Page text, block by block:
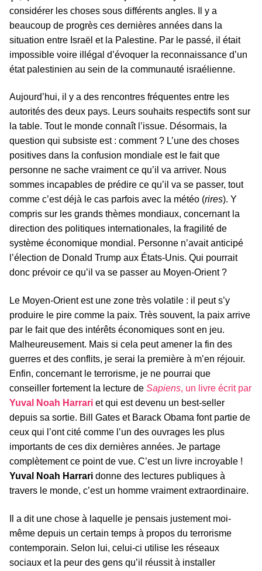
considérer les choses sous différents angles. Il y a
beaucoup de progrès ces dernières années dans la
situation entre Israël et la Palestine. Par le passé, il était
impossible voire illégal d’évoquer la reconnaissance d’un
état palestinien au sein de la communauté israélienne.
Aujourd’hui, il y a des rencontres fréquentes entre les
autorités des deux pays. Leurs souhaits respectifs sont sur
la table. Tout le monde connaît l’issue. Désormais, la
question qui subsiste est : comment ? L’une des choses
positives dans la confusion mondiale est le fait que
personne ne sache vraiment ce qu’il va arriver. Nous
sommes incapables de prédire ce qu’il va se passer, tout
comme c’est déjà le cas parfois avec la météo (rires). Y
compris sur les grands thèmes mondiaux, concernant la
direction des politiques internationales, la fragilité de
système économique mondial. Personne n’avait anticipé
l’élection de Donald Trump aux États-Unis. Qui pourrait
donc prévoir ce qu’il va se passer au Moyen-Orient ?
Le Moyen-Orient est une zone très volatile : il peut s’y
produire le pire comme la paix. Très souvent, la paix arrive
par le fait que des intérêts économiques sont en jeu.
Malheureusement. Mais si cela peut amener la fin des
guerres et des conflits, je serai la première à m’en réjouir.
Enfin, concernant le terrorisme, je ne pourrai que
conseiller fortement la lecture de Sapiens, un livre écrit par
Yuval Noah Harrari et qui est devenu un best-seller
depuis sa sortie. Bill Gates et Barack Obama font partie de
ceux qui l’ont cité comme l’un des ouvrages les plus
importants de ces dix dernières années. Je partage
complètement ce point de vue. C’est un livre incroyable !
Yuval Noah Harrari donne des lectures publiques à
travers le monde, c’est un homme vraiment extraordinaire.
Il a dit une chose à laquelle je pensais justement moi-
même depuis un certain temps à propos du terrorisme
contemporain. Selon lui, celui-ci utilise les réseaux
sociaux et la peur des gens qu’il réussit à installer